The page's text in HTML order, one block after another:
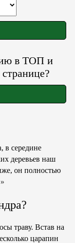
в ТОП и
в середине
деревьев наш
он полностью
траву. Встав на
царапин